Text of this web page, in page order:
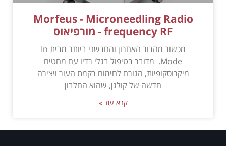
Morfeus - Microneedling Radio
frequency RF - מורפיאוס
מכשור מהדור האחרון והחדשני ביותר מבית In
Mode. מדובר בטיפול בגלי רדיו עם מחטים
מיקרוסקופיות, הגורם לחימום רקמת העור ויצירה
חדשה של קולגן, שהוא החלבון
קרא עוד »